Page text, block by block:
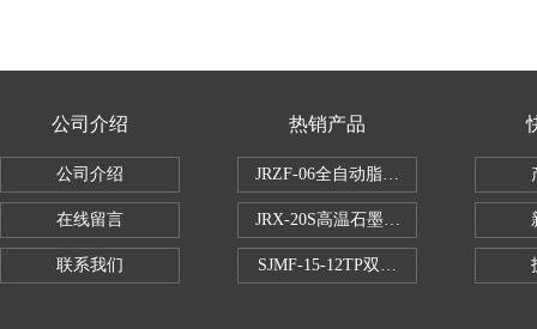
公司介绍
公司介绍
在线留言
联系我们
热销产品
JRZF-06全自动脂肪测定仪
JRX-20S高温石墨消煮炉
SJMF-15-12TP双托盘自动升降炉